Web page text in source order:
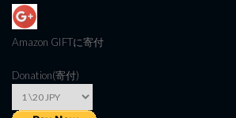
Amazon GIFTに寄付
Donation(寄付)